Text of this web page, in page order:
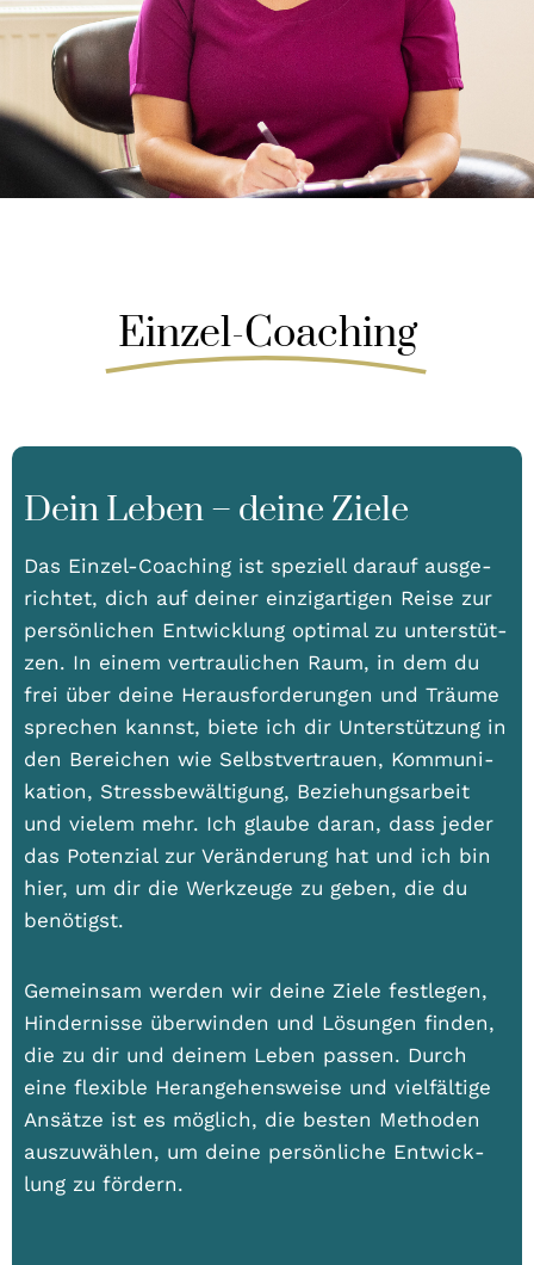
Einzel-Coaching
Dein Leben – dei­ne Zie­le
Das Ein­zel-Coa­ching ist spe­zi­ell dar­auf aus­ge­
rich­tet, dich auf dei­ner ein­zig­ar­ti­gen Rei­se zur
per­sön­li­chen Ent­wick­lung opti­mal zu unter­stüt­
zen. In einem ver­trau­li­chen Raum, in dem du
frei über dei­ne Her­aus­for­de­run­gen und Träu­me
spre­chen kannst, bie­te ich dir Unter­stüt­zung in
den Berei­chen wie Selbst­ver­trau­en, Kom­mu­ni­
ka­ti­on, Stress­be­wäl­ti­gung, Bezie­hungs­ar­beit
und vie­lem mehr. Ich glau­be dar­an, dass jeder
das Poten­zi­al zur Ver­än­de­rung hat und ich bin
hier, um dir die Werk­zeu­ge zu geben, die du
benö­tigst.
Gemein­sam wer­den wir dei­ne Zie­le fest­le­gen,
Hin­der­nis­se über­win­den und Lösun­gen fin­den,
die zu dir und dei­nem Leben pas­sen. Durch
eine fle­xi­ble Her­an­ge­hens­wei­se und viel­fäl­ti­ge
Ansät­ze ist es mög­lich, die bes­ten Metho­den
aus­zu­wäh­len, um dei­ne per­sön­li­che Ent­wick­
lung zu för­dern.